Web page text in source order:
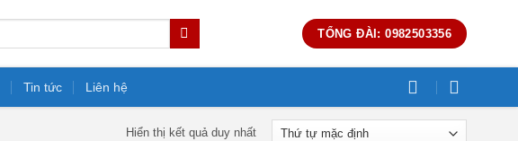
TỔNG ĐÀI: 0982503356
Tin tức Liên hệ
Hiển thị kết quả duy nhất